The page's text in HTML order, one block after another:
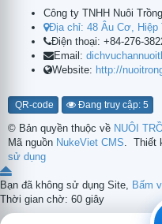
Công ty TNHH Nuôi
Địa chỉ: 48 Âu Cơ, Hiệp
Điện thoại: +84-276-
Email:
Website: http://
QR-code Đang truy cập: 5
© Bản quyền thuộc về NUÔI
Mã nguồn NukeViet CMS Thiết
sử dụng
Bạn đã không sử dụng Site, Bấm
Thời gian chờ: 60 giây